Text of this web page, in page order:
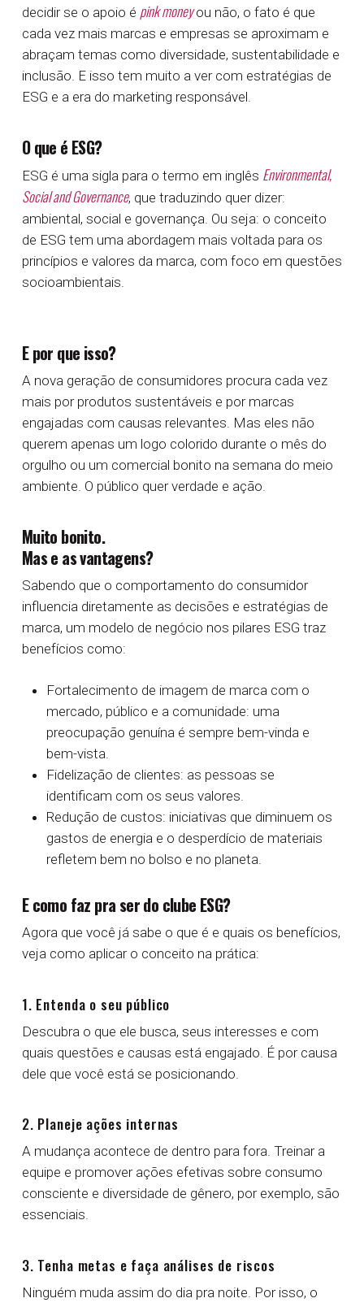
decidir se o apoio é pink money ou não, o fato é que
cada vez mais marcas e empresas se aproximam e
abraçam temas como diversidade, sustentabilidade e
inclusão. E isso tem muito a ver com estratégias de
ESG e a era do marketing responsável.
O que é ESG?
ESG é uma sigla para o termo em inglês Environmental,
Social and Governance, que traduzindo quer dizer:
ambiental, social e governança. Ou seja: o conceito
de ESG tem uma abordagem mais voltada para os
princípios e valores da marca, com foco em questões
socioambientais.
E por que isso?
A nova geração de consumidores procura cada vez
mais por produtos sustentáveis e por marcas
engajadas com causas relevantes. Mas eles não
querem apenas um logo colorido durante o mês do
orgulho ou um comercial bonito na semana do meio
ambiente. O público quer verdade e ação.
Muito bonito.
Mas e as vantagens?
Sabendo que o comportamento do consumidor
influencia diretamente as decisões e estratégias de
marca, um modelo de negócio nos pilares ESG traz
benefícios como:
Fortalecimento de imagem de marca com o
mercado, público e a comunidade: uma
preocupação genuína é sempre bem-vinda e
bem-vista.
Fidelização de clientes: as pessoas se
identificam com os seus valores.
Redução de custos: iniciativas que diminuem os
gastos de energia e o desperdício de materiais
refletem bem no bolso e no planeta.
E como faz pra ser do clube ESG?
Agora que você já sabe o que é e quais os benefícios,
veja como aplicar o conceito na prática:
1. Entenda o seu público
Descubra o que ele busca, seus interesses e com
quais questões e causas está engajado. É por causa
dele que você está se posicionando.
2. Planeje ações internas
A mudança acontece de dentro para fora. Treinar a
equipe e promover ações efetivas sobre consumo
consciente e diversidade de gênero, por exemplo, são
essenciais.
3. Tenha metas e faça análises de riscos
Ninguém muda assim do dia pra noite. Por isso, o